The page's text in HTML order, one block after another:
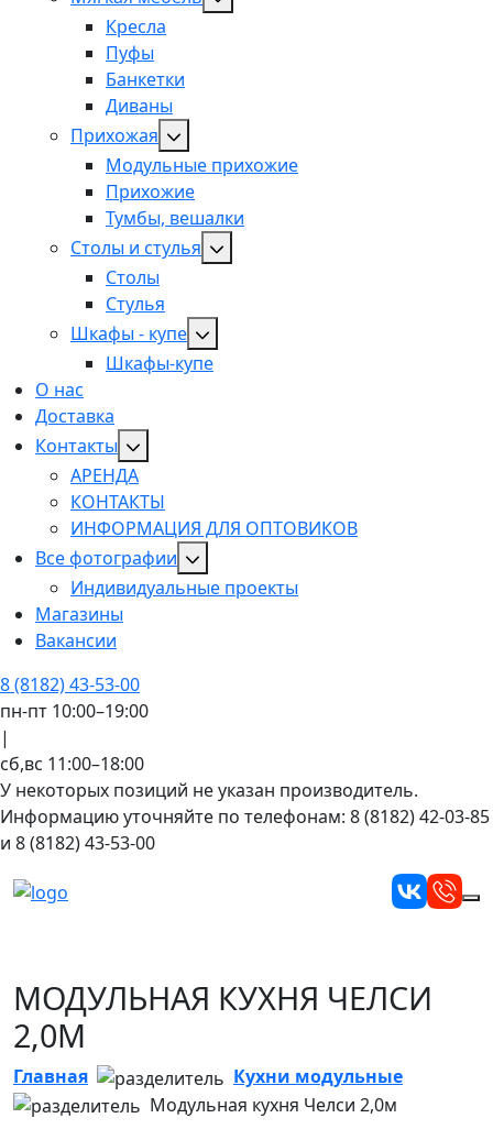
Кресла
Пуфы
Банкетки
Диваны
Прихожая
Модульные прихожие
Прихожие
Тумбы, вешалки
Столы и стулья
Столы
Стулья
Шкафы - купе
Шкафы-купе
О нас
Доставка
Контакты
АРЕНДА
КОНТАКТЫ
ИНФОРМАЦИЯ ДЛЯ ОПТОВИКОВ
Все фотографии
Индивидуальные проекты
Магазины
Вакансии
8 (8182) 43-53-00
пн-пт 10:00–19:00
|
сб,вс 11:00–18:00
У некоторых позиций не указан производитель.
Информацию уточняйте по телефонам: 8 (8182) 42-03-85
и 8 (8182) 43-53-00
МОДУЛЬНАЯ КУХНЯ ЧЕЛСИ
2,0М
Главная
Кухни модульные
Модульная кухня Челси 2,0м